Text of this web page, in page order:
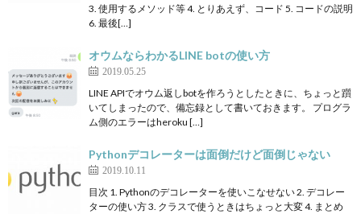
3. 使用するメソッド等 4. とりあえず、コード 5. コードの説明
6. 最後[…]
オウムならわかるLINE botの使い方
2019.05.25
LINE APIでオウム返しbotを作ろうとしたときに、ちょっと躓
いてしまったので、備忘録として書いておきます。 プログラ
ム側のエラーはheroku […]
Pythonデコレーターは面倒だけど面倒じゃない
2019.10.11
目次 1. Pythonのデコレーターを使いこなせない 2. デコレー
ターの使い方 3. クラスで使うときはちょっと大変 4. まとめ